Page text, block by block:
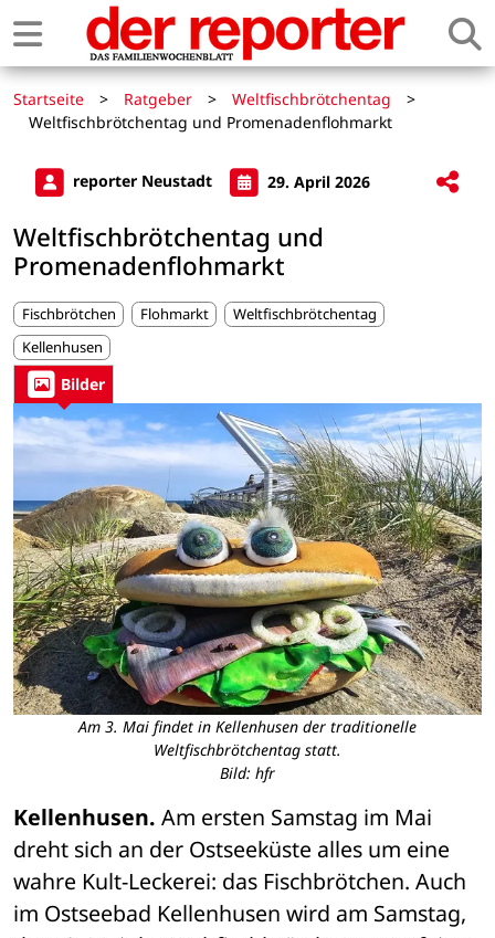
Startseite > Ratgeber > Weltfischbrötchentag
>
Weltfischbrötchentag und Promenadenflohmarkt
reporter Neustadt 29. April 2026
Weltfischbrötchentag und
Promenadenflohmarkt
Fischbrötchen Flohmarkt
Weltfischbrötchentag
Kellenhusen
Bilder
Am 3. Mai findet in Kellenhusen der traditionelle
Weltfischbrötchentag statt.
Bild: hfr
Kellenhusen. Am ersten Samstag im Mai
dreht sich an der Ostseeküste alles um eine
wahre Kult-Leckerei: das Fischbrötchen. Auch
im Ostseebad Kellenhusen wird am Samstag,